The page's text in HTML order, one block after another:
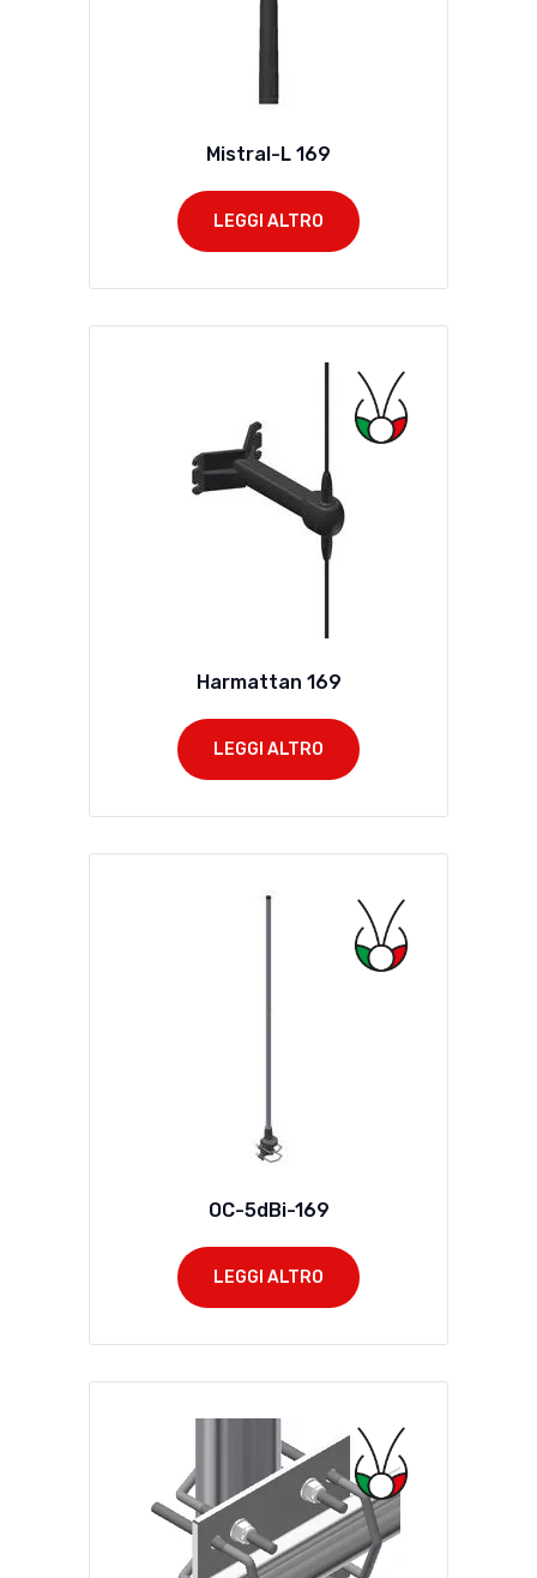
Mistral-L 169
LEGGI ALTRO
Harmattan 169
LEGGI ALTRO
OC-5dBi-169
LEGGI ALTRO